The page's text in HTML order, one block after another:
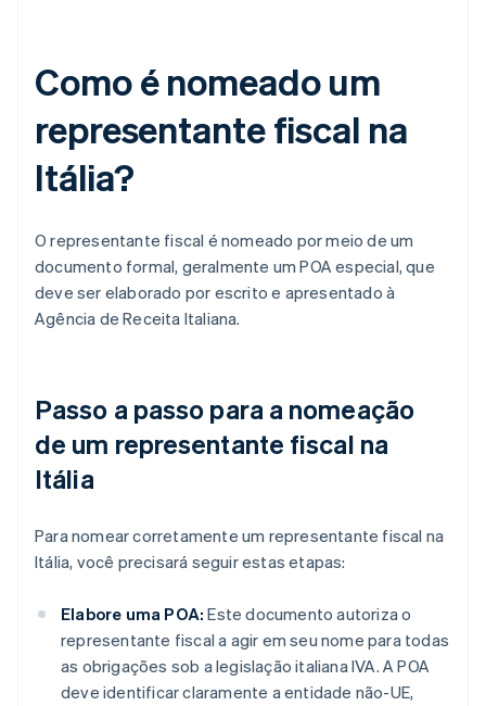
Como é nomeado um
representante fiscal na
Itália?
O representante fiscal é nomeado por meio de um
documento formal, geralmente um POA especial, que
deve ser elaborado por escrito e apresentado à
Agência de Receita Italiana.
Passo a passo para a nomeação
de um representante fiscal na
Itália
Para nomear corretamente um representante fiscal na
Itália, você precisará seguir estas etapas:
Elabore uma POA: Este documento autoriza o
representante fiscal a agir em seu nome para todas
as obrigações sob a legislação italiana IVA. A POA
deve identificar claramente a entidade não-UE,